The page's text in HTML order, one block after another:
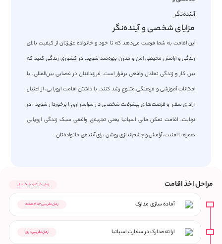
مزایای شخصی و آینده‌نگر
این اقامت به شما فرصت می‌دهد که تا خود و خانواده عزیزتان از کیفیت بالای
زندگی و آرامش محیطی امن و مدرن بهره‌مند شوید. در کشوری زندگی کنید که
بین کار و زندگی تعادل واقعی برقرار است. فرزندانتان در فضایی بین‌المللی، با
امکانات آموزشی و فرهنگی متنوع رشد کنند. با داشتن اقامت اروپایی، از اعتبار،
آزادی سفر و فرصت‌های پیشرفت شخصی در سراسر اروپا برخوردار شوید. در
نهایت، اقامت تمکن مالی اسپانیا یعنی تجربه‌ی واقعی سبک زندگی اروپایی
همراه با امنیت، آرامش و چشم‌اندازی روشن برای آینده‌ی خانواده‌تان.
مراحل اخذ اقامت زمان کل تقریبا یک سال
آماده‌ سازی مدارک زمان تقریبی ۲ تا ۴ هفته
ارائه مدارک در سفارت اسپانیا زمان تقریبی ۱ روز